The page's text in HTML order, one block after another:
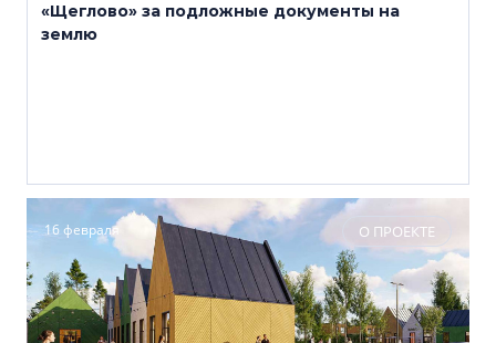
«Щеглово» за подложные документы на
землю
16 февраля О ПРОЕКТЕ